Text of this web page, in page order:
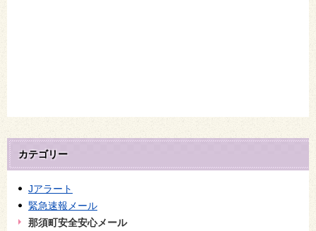
カテゴリー
Jアラート
緊急速報メール
那須町安全安心メール